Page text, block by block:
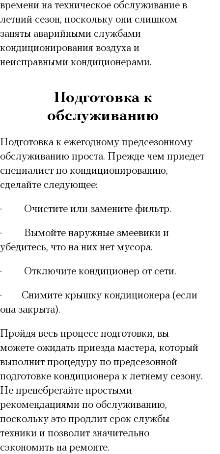
времени на техническое обслуживание в
летний сезон, поскольку они слишком
заняты аварийными службами
кондиционирования воздуха и
неисправными кондиционерами.
Подготовка к
обслуживанию
Подготовка к ежегодному предсезонному
обслуживанию проста. Прежде чем приедет
специалист по кондиционированию,
сделайте следующее:
· Очистите или замените фильтр.
·
Вымойте наружные змеевики и
убедитесь, что на них нет мусора.
· Отключите кондиционер от сети.
·
Снимите крышку кондиционера (если
она закрыта).
Пройдя весь процесс подготовки, вы
можете ожидать приезда мастера, который
выполнит процедуру по предсезонной
подготовке кондиционера к летнему сезону.
Не пренебрегайте простыми
рекомендациями по обслуживанию,
поскольку это продлит срок службы
техники и позволит значительно
сэкономить на ремонте.